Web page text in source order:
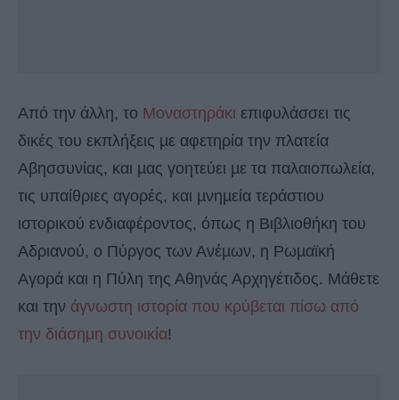
Από την άλλη, το Μοναστηράκι επιφυλάσσει τις
δικές του εκπλήξεις µε αφετηρία την πλατεία
Αβησσυνίας, και µας γοητεύει µε τα παλαιοπωλεία,
τις υπαίθριες αγορές, και µνηµεία τεράστιου
ιστορικού ενδιαφέροντος, όπως η Βιβλιοθήκη του
Αδριανού, ο Πύργος των Ανέµων, η Ρωµαϊκή
Αγορά και η Πύλη της Αθηνάς Αρχηγέτιδος. Μάθετε
και την άγνωστη ιστορία που κρύβεται πίσω από
την διάσημη συνοικία!